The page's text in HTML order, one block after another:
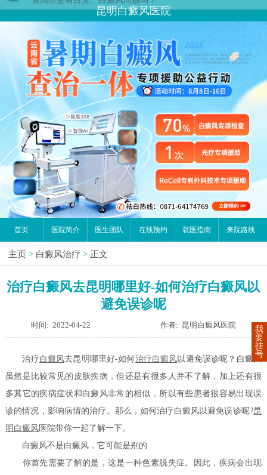
昆明白癜风医院
首页 医院简介 医生团队 在线预约 就医指南 来院路线
主页 > 白癜风治疗 > 正文
治疗白癜风去昆明哪里好-如何治疗白癜风以
避免误诊呢
时间: 2022-04-22 作者: 昆明白癜风医院
治疗白癜风去昆明哪里好-如何治疗白癜风以避免误诊呢？白癜风
虽然是比较常见的皮肤疾病，但还是有很多人并不了解，加上还有很
多其它的疾病症状和白癜风非常的相似，所以有些患者很容易出现误
诊的情况，影响病情的治疗。那么，如何治疗白癜风以避免误诊呢?昆
明白癜风 医院带你一起了解一下。
白癜风不是白癜风，它可能是别的
你首先需要了解的是，这是一种色素脱失症。因此，疾病会出现
我
要
挂
号